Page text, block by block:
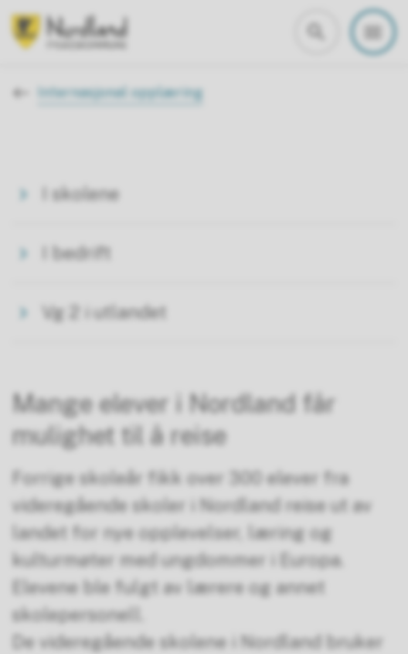
Du er her:
Internasjonal opplæring
I skolene
I bedrift
Vg 2 i utlandet
Mange elever i Nordland får
mulighet til å reise
Forrige skoleår fikk over 300 elever fra
videregående skoler i Nordland reise ut av
landet for nye opplevelser, læring og
kulturmøter med ungdommer i Europa.
Elevene ble fulgt av lærere og annet
skolepersonell.
De videregående skolene i Nordland bruker